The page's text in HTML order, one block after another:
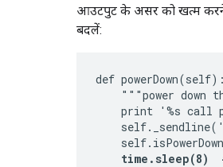
आउटपुट के असर को खत्म करने
बदलें:
def powerDown(self):
"""power down
print '%s call
time.sleep(8)